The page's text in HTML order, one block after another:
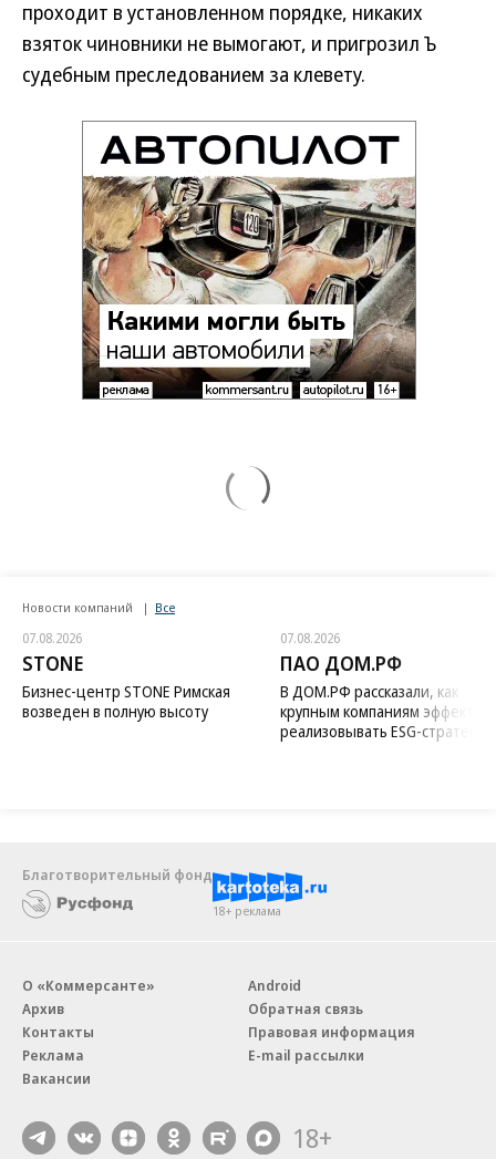
проходит в установленном порядке, никаких
взяток чиновники не вымогают, и пригрозил Ъ
судебным преследованием за клевету.
Новости компаний Все
07.08.2026
STONE
Бизнес-центр STONE Римская
возведен в полную высоту
07.08.2026
ПАО ДОМ.РФ
В ДОМ.РФ рассказали, как
крупным компаниям
реализовывать ESG-стратегию
Благотворительный фонд
18+ реклама
О «Коммерсанте»
Архив
Контакты
Реклама
Вакансии
Android
Обратная связь
Правовая информация
E-mail рассылки
18+